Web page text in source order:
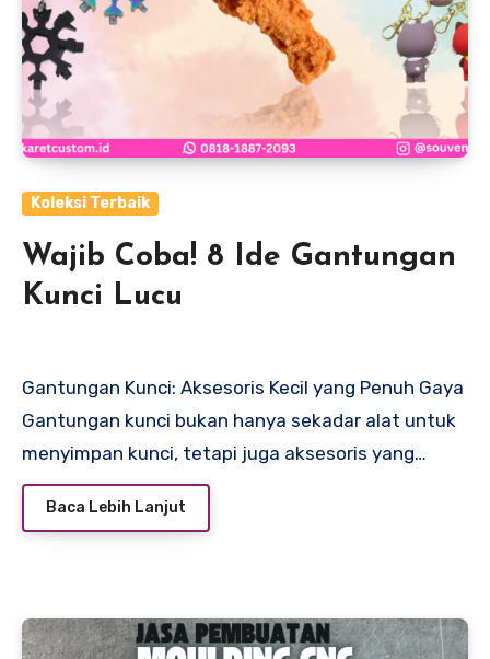
Koleksi Terbaik
Wajib Coba! 8 Ide Gantungan
Kunci Lucu
Gantungan Kunci: Aksesoris Kecil yang Penuh Gaya
Gantungan kunci bukan hanya sekadar alat untuk
menyimpan kunci, tetapi juga aksesoris yang…
Baca Lebih Lanjut